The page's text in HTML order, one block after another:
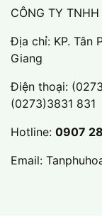
CÔNG TY
Địa chỉ: KP. Tân
Giang
Điện thoại:
(0273)3831 831
Hotline: 0907
Email: